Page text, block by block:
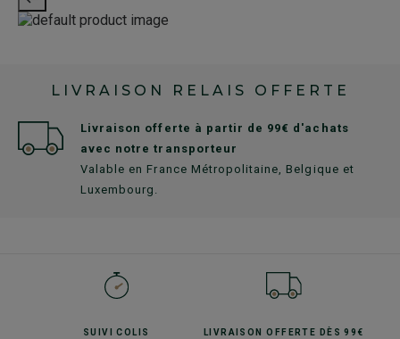
LIVRAISON RELAIS OFFERTE
Livraison offerte à partir de 99€ d'achats
avec notre transporteur
Valable en France Métropolitaine, Belgique et
Luxembourg.
SUIVICOLIS LIVRAISON OFFERTE
DÈS 99€